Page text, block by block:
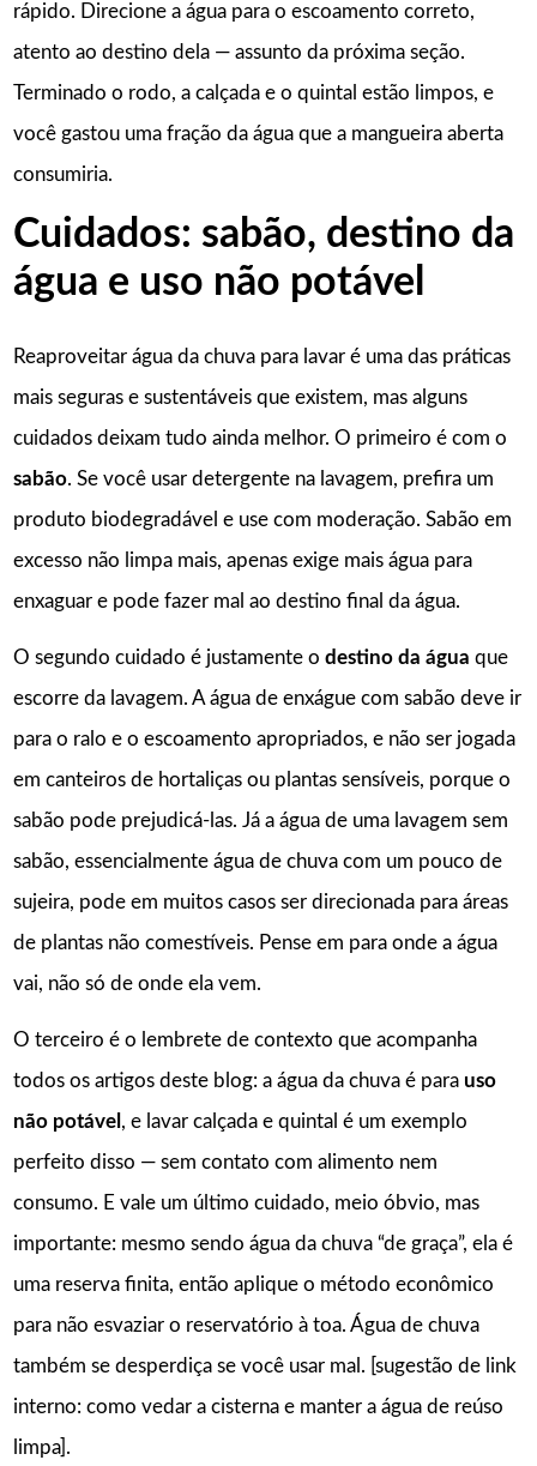
rápido. Direcione a água para o escoamento correto,
atento ao destino dela — assunto da próxima seção.
Terminado o rodo, a calçada e o quintal estão limpos, e
você gastou uma fração da água que a mangueira aberta
consumiria.
Cuidados: sabão, destino da
água e uso não potável
Reaproveitar água da chuva para lavar é uma das práticas
mais seguras e sustentáveis que existem, mas alguns
cuidados deixam tudo ainda melhor. O primeiro é com o
sabão. Se você usar detergente na lavagem, prefira um
produto biodegradável e use com moderação. Sabão em
excesso não limpa mais, apenas exige mais água para
enxaguar e pode fazer mal ao destino final da água.
O segundo cuidado é justamente o destino da água que
escorre da lavagem. A água de enxágue com sabão deve ir
para o ralo e o escoamento apropriados, e não ser jogada
em canteiros de hortaliças ou plantas sensíveis, porque o
sabão pode prejudicá-las. Já a água de uma lavagem sem
sabão, essencialmente água de chuva com um pouco de
sujeira, pode em muitos casos ser direcionada para áreas
de plantas não comestíveis. Pense em para onde a água
vai, não só de onde ela vem.
O terceiro é o lembrete de contexto que acompanha
todos os artigos deste blog: a água da chuva é para uso
não potável , e lavar calçada e quintal é um exemplo
perfeito disso — sem contato com alimento nem
consumo. E vale um último cuidado, meio óbvio, mas
importante: mesmo sendo água da chuva “de graça”, ela é
uma reserva finita, então aplique o método econômico
para não esvaziar o reservatório à toa. Água de chuva
também se desperdiça se você usar mal. [sugestão de link
interno: como vedar a cisterna e manter a água de reúso
limpa].